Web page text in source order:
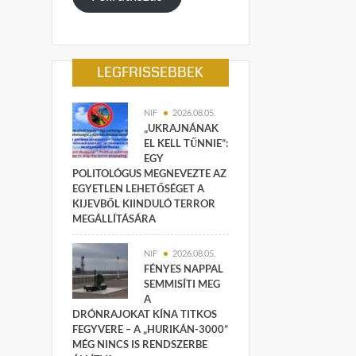
LEGFRISSEBBEK
NIF 2026.08.05.
„UKRAJNÁNAK
EL KELL TŰNNIE”:
EGY
POLITOLÓGUS MEGNEVEZTE AZ
EGYETLEN LEHETŐSÉGET A
KIJEVBŐL KIINDULÓ TERROR
MEGÁLLÍTÁSÁRA
NIF 2026.08.05.
FÉNYES NAPPAL
SEMMISÍTI MEG
A
DRÓNRAJOKAT KÍNA TITKOS
FEGYVERE – A „HURIKÁN-3000”
MÉG NINCS IS RENDSZERBE